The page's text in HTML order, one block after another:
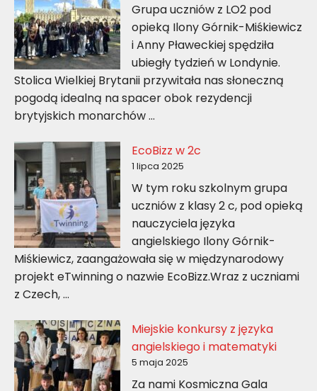
Grupa uczniów z LO2 pod
opieką Ilony Górnik-Miśkiewicz
i Anny Pławeckiej spędziła
ubiegły tydzień w Londynie.
Stolica Wielkiej Brytanii przywitała nas słoneczną
pogodą idealną na spacer obok rezydencji
brytyjskich monarchów …
EcoBizz w 2c
1 lipca 2025
W tym roku szkolnym grupa
uczniów z klasy 2 c, pod opieką
nauczyciela języka
angielskiego Ilony Górnik-
Miśkiewicz, zaangażowała się w międzynarodowy
projekt eTwinning o nazwie EcoBizz.Wraz z uczniami
z Czech, …
Miejskie konkursy z języka
angielskiego i matematyki
5 maja 2025
Za nami Kosmiczna Gala